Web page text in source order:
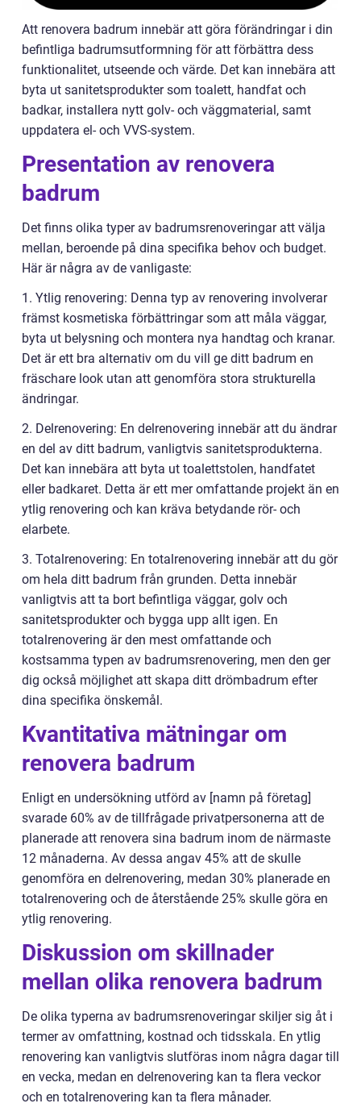
Att renovera badrum innebär att göra förändringar i din
befintliga badrumsutformning för att förbättra dess
funktionalitet, utseende och värde. Det kan innebära att
byta ut sanitetsprodukter som toalett, handfat och
badkar, installera nytt golv- och väggmaterial, samt
uppdatera el- och VVS-system.
Presentation av renovera
badrum
Det finns olika typer av badrumsrenoveringar att välja
mellan, beroende på dina specifika behov och budget.
Här är några av de vanligaste:
1. Ytlig renovering: Denna typ av renovering involverar
främst kosmetiska förbättringar som att måla väggar,
byta ut belysning och montera nya handtag och kranar.
Det är ett bra alternativ om du vill ge ditt badrum en
fräschare look utan att genomföra stora strukturella
ändringar.
2. Delrenovering: En delrenovering innebär att du ändrar
en del av ditt badrum, vanligtvis sanitetsprodukterna.
Det kan innebära att byta ut toalettstolen, handfatet
eller badkaret. Detta är ett mer omfattande projekt än en
ytlig renovering och kan kräva betydande rör- och
elarbete.
3. Totalrenovering: En totalrenovering innebär att du gör
om hela ditt badrum från grunden. Detta innebär
vanligtvis att ta bort befintliga väggar, golv och
sanitetsprodukter och bygga upp allt igen. En
totalrenovering är den mest omfattande och
kostsamma typen av badrumsrenovering, men den ger
dig också möjlighet att skapa ditt drömbadrum efter
dina specifika önskemål.
Kvantitativa mätningar om
renovera badrum
Enligt en undersökning utförd av [namn på företag]
svarade 60% av de tillfrågade privatpersonerna att de
planerade att renovera sina badrum inom de närmaste
12 månaderna. Av dessa angav 45% att de skulle
genomföra en delrenovering, medan 30% planerade en
totalrenovering och de återstående 25% skulle göra en
ytlig renovering.
Diskussion om skillnader
mellan olika renovera badrum
De olika typerna av badrumsrenoveringar skiljer sig åt i
termer av omfattning, kostnad och tidsskala. En ytlig
renovering kan vanligtvis slutföras inom några dagar till
en vecka, medan en delrenovering kan ta flera veckor
och en totalrenovering kan ta flera månader.